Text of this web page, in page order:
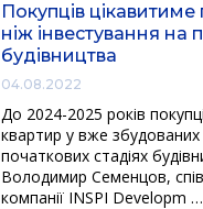
Покупців
ніж інвестування на
будівництва
04.08.2022
До 2024-2025 років
квартир у вже збудованих
початкових стадіях
Володимир Семенцов,
компанії INSPI Developm …